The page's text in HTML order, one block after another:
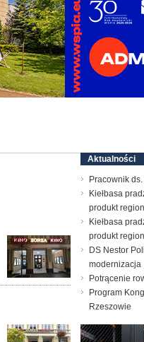
Aktualności
Pracownik
Kiełbasa
produkt
Kiełbasa
produkt
DS Nestor
modernizacja
Potrącenie
Program
Rzeszowie